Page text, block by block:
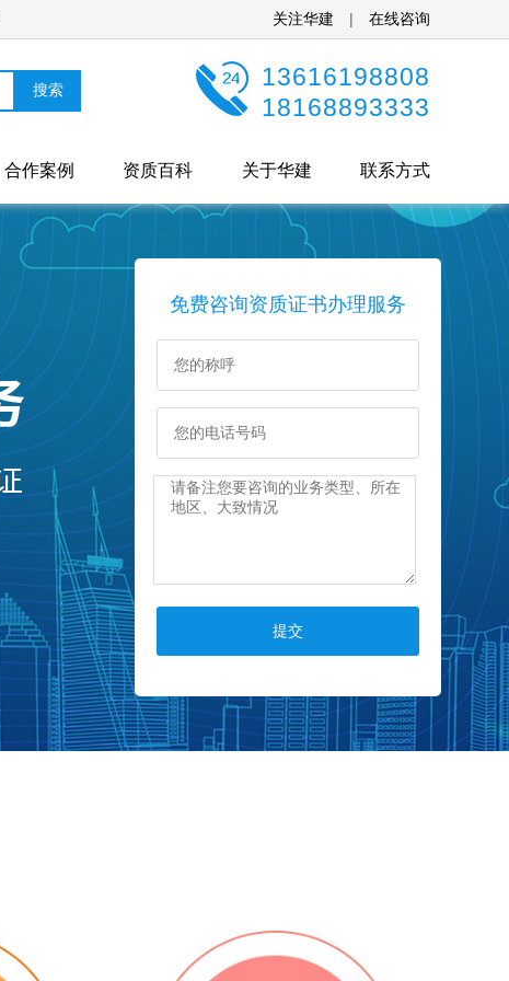
关注华建 | 在线咨询
13616198808
18168893333
合作案例 资质百科 关于华建 联系方式
免费咨询资质证书办理服务